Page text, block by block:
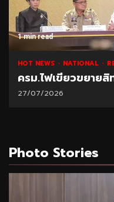
1 min read
HOT NEWS NATIONAL
ครม.ไฟเขียวขยาย
27/07/2026
Photo Stories